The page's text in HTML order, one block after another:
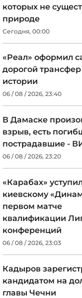
которых не
природе
Сегодня, 00:00
«Реал» оформил
дорогой трансфер
истории
06 / 08 / 2026, 23:40
В Дамаске
взрыв, есть
пострадавшие -
06 / 08 / 2026, 23:20
«Карабах» уступил
киевскому
первом матче
квалификации
конференций
06 / 08 / 2026, 23:03
Кадыров
кандидатом на
главы Чечни